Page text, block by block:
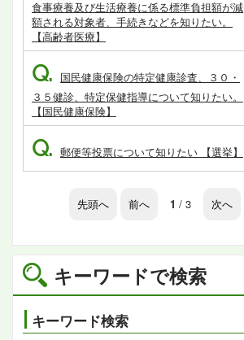
キーワードで検索
キーワード検索
食事療養及び生活療養に係る標準負担額が減
額される対象者、手続きなどを知りたい。
【高齢者医療】
Q. 国民健康保険の特定健康診査、３０・
３５健診、特定保健指導について知りたい。
【国民健康保険】
Q. 郵便等投票について知りたい 【選挙】
先頭へ 前へ 1 / 3 次へ